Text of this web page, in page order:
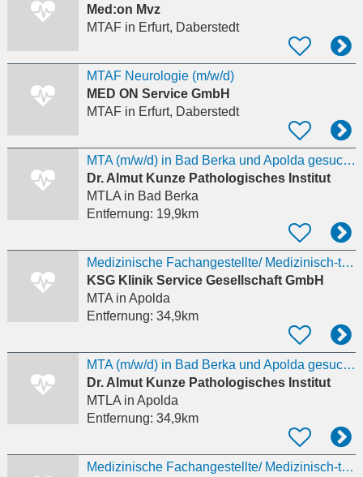
Med:on Mvz
MTAF in Erfurt, Daberstedt
MTAF Neurologie (m/w/d)
MED ON Service GmbH
MTAF in Erfurt, Daberstedt
MTA (m/w/d) in Bad Berka und Apolda gesucht!
Dr. Almut Kunze Pathologisches Institut
MTLAin Bad Berka
Entfernung: 19,9km
Medizinische Fachangestellte/ Medizinisch-technische Assistenten (m/w/d) für den Fachbereich
KSG Klinik Service Gesellschaft GmbH
MTAin Apolda
Entfernung: 34,9km
MTA (m/w/d) in Bad Berka und Apolda gesucht!
Dr. Almut Kunze Pathologisches Institut
MTLAin Apolda
Entfernung: 34,9km
Medizinische Fachangestellte/ Medizinisch-technische Assistenten (m/w/d) für den Fachbereich